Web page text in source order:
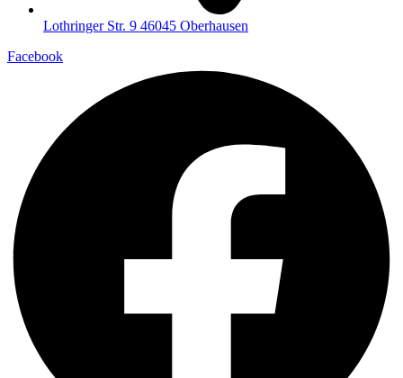
Lothringer Str. 9 46045 Oberhausen
Facebook